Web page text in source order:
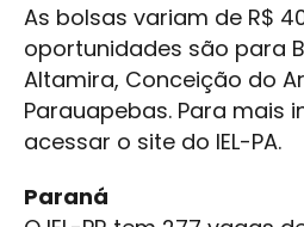
As bolsas variam de R$
oportunidades são para
Altamira, Conceição do
Parauapebas. Para mais
acessar o site do IEL-PA.
Paraná